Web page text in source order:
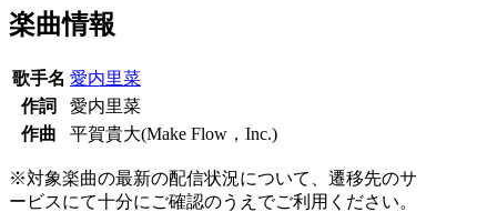
楽曲情報
歌手名 愛内里菜
作詞
愛内里菜
作曲
平賀貴大(Make Flow，Inc.)
※対象楽曲の最新の配信状況について、遷移先のサ
ービスにて十分にご確認のうえでご利用ください。